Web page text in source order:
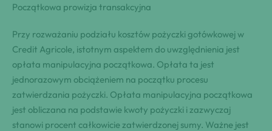
Początkowa prowizja transakcyjna
Przy rozważaniu podziału kosztów pożyczki gotówkowej w
Credit Agricole, istotnym aspektem do uwzględnienia jest
opłata manipulacyjna początkowa. Opłata ta jest
jednorazowym obciążeniem na początku procesu
zatwierdzania pożyczki. Opłata manipulacyjna początkowa
jest obliczana na podstawie kwoty pożyczki i zazwyczaj
stanowi procent całkowicie zatwierdzonej sumy. Ważne jest